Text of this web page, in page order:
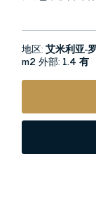
地区:艾米利亚-
m2外部: 1.4 有